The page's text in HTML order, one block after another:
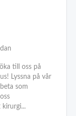
till oss på
Lyssna på vår
som
kirurgi...